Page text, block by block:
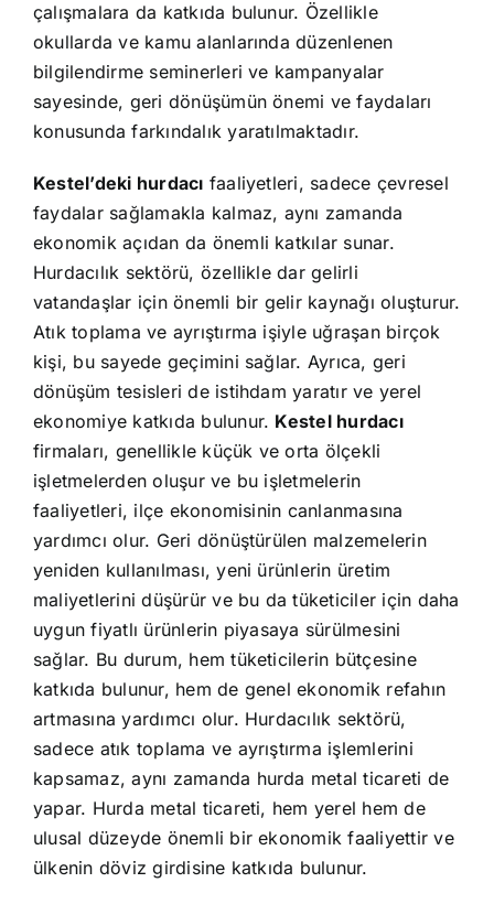
çalışmalara da katkıda bulunur. Özellikle
okullarda ve kamu alanlarında düzenlenen
bilgilendirme seminerleri ve kampanyalar
sayesinde, geri dönüşümün önemi ve faydaları
konusunda farkındalık yaratılmaktadır.
Kestel’deki hurdacı faaliyetleri, sadece çevresel
faydalar sağlamakla kalmaz, aynı zamanda
ekonomik açıdan da önemli katkılar sunar.
Hurdacılık sektörü, özellikle dar gelirli
vatandaşlar için önemli bir gelir kaynağı oluşturur.
Atık toplama ve ayrıştırma işiyle uğraşan birçok
kişi, bu sayede geçimini sağlar. Ayrıca, geri
dönüşüm tesisleri de istihdam yaratır ve yerel
ekonomiye katkıda bulunur. Kestel hurdacı
firmaları, genellikle küçük ve orta ölçekli
işletmelerden oluşur ve bu işletmelerin
faaliyetleri, ilçe ekonomisinin canlanmasına
yardımcı olur. Geri dönüştürülen malzemelerin
yeniden kullanılması, yeni ürünlerin üretim
maliyetlerini düşürür ve bu da tüketiciler için daha
uygun fiyatlı ürünlerin piyasaya sürülmesini
sağlar. Bu durum, hem tüketicilerin bütçesine
katkıda bulunur, hem de genel ekonomik refahın
artmasına yardımcı olur. Hurdacılık sektörü,
sadece atık toplama ve ayrıştırma işlemlerini
kapsamaz, aynı zamanda hurda metal ticareti de
yapar. Hurda metal ticareti, hem yerel hem de
ulusal düzeyde önemli bir ekonomik faaliyettir ve
ülkenin döviz girdisine katkıda bulunur.